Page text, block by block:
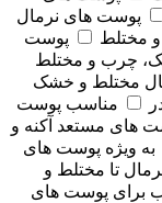
پوست های نرمال
مختلط
پوست
چرب و مختلط
مختلط و خشک
مناسب پوست
های مستعد آکنه و
به ویژه پوست های
تا مختلط و
برای پوست های